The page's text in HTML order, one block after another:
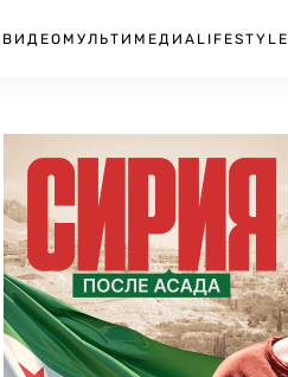
ВИДЕО МУЛЬТИМЕДИА LIFESTYLE